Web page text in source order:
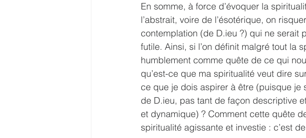
En somme, à force d’évoquer la
l’abstrait, voire de l’ésotérique, on
contemplation (de D.ieu ?) qui ne serait
futile. Ainsi, si l’on définit malgré tout la
humblement comme quête de ce qui
qu’est-ce que ma spiritualité veut dire
ce que je dois aspirer à être (puisque je
de D.ieu, pas tant de façon descriptive
et dynamique) ? Comment cette quête
spiritualité agissante et investie : c’est